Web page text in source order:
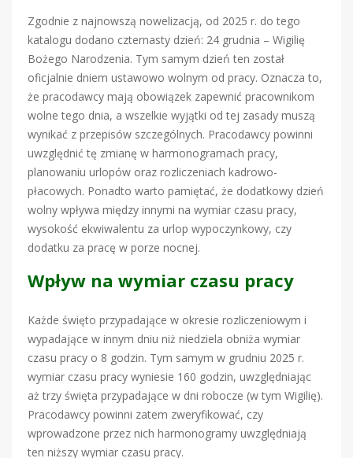
Zgodnie z najnowszą nowelizacją, od 2025 r. do tego
katalogu dodano czternasty dzień: 24 grudnia – Wigilię
Bożego Narodzenia. Tym samym dzień ten został
oficjalnie dniem ustawowo wolnym od pracy. Oznacza to,
że pracodawcy mają obowiązek zapewnić pracownikom
wolne tego dnia, a wszelkie wyjątki od tej zasady muszą
wynikać z przepisów szczególnych. Pracodawcy powinni
uwzględnić tę zmianę w harmonogramach pracy,
planowaniu urlopów oraz rozliczeniach kadrowo-
płacowych. Ponadto warto pamiętać, że dodatkowy dzień
wolny wpływa między innymi na wymiar czasu pracy,
wysokość ekwiwalentu za urlop wypoczynkowy, czy
dodatku za pracę w porze nocnej.
Wpływ na wymiar czasu pracy
Każde święto przypadające w okresie rozliczeniowym i
wypadające w innym dniu niż niedziela obniża wymiar
czasu pracy o 8 godzin. Tym samym w grudniu 2025 r.
wymiar czasu pracy wyniesie 160 godzin, uwzględniając
aż trzy święta przypadające w dni robocze (w tym Wigilię).
Pracodawcy powinni zatem zweryfikować, czy
wprowadzone przez nich harmonogramy uwzględniają
ten niższy wymiar czasu pracy.